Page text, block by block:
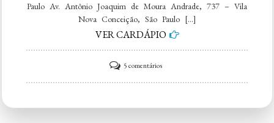
Paulo Av. Antônio Joaquim de Moura Andrade, 737 – Vila
Nova Conceição, São Paulo […]
VER CARDÁPIO
5 comentáriosem
Coco